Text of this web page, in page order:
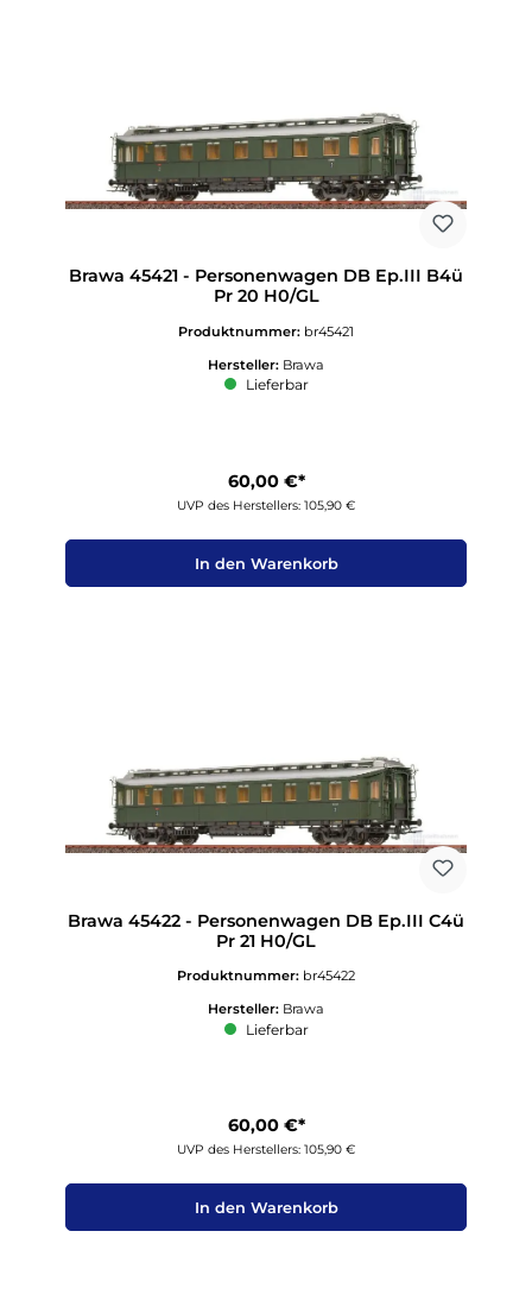
Brawa 45421 - Personenwagen DB Ep.III B4ü
Pr 20 H0/GL
Produktnummer: br45421
Hersteller: Brawa
Lieferbar
60,00 €*
UVP des Herstellers: 105,90 €
In den Warenkorb
Brawa 45422 - Personenwagen DB Ep.III C4ü
Pr 21 H0/GL
Produktnummer: br45422
Hersteller: Brawa
Lieferbar
60,00 €*
UVP des Herstellers: 105,90 €
In den Warenkorb